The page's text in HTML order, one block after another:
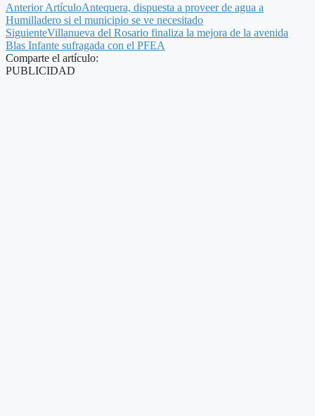
Anterior ArtículoAntequera, dispuesta a proveer de agua a
Humilladero si el municipio se ve necesitado
SiguienteVillanueva del Rosario finaliza la mejora de la avenida
Blas Infante sufragada con el PFEA
Comparte el artículo:
PUBLICIDAD